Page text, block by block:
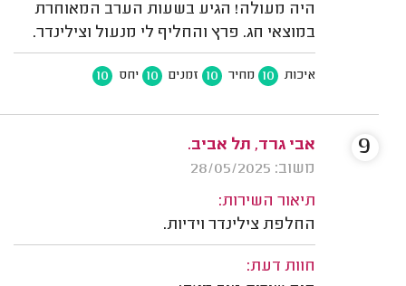
היה מעולה! הגיע בשעות הערב המאוחרת
במוצאי חג. פרץ והחליף לי מנעול וצילינדר.
איכות 10 מחיר 10 זמנים 10 יחס 10
אבי גרד, תל אביב.
משוב: 28/05/2025
תיאור השירות:
החלפת צילינדר וידיות.
חוות דעת:
9